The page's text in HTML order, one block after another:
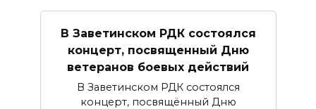
В Заветинском РДК состоялся
концерт, посвященный Дню
ветеранов боевых действий
В Заветинском РДК состоялся
концерт, посвящённый Дню